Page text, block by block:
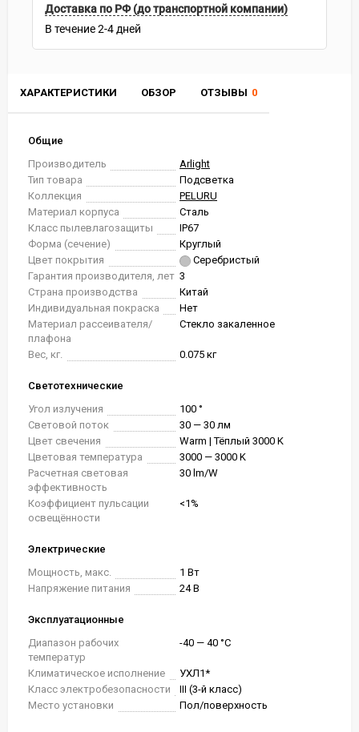
ХАРАКТЕРИСТИКИ ОБЗОР ОТЗЫВЫ 0
Общие
Производитель
Arlight
Тип товара
Подсветка
Коллекция
PELURU
Материал корпуса
Сталь
Класс пылевлагозащиты
IP67
Форма (сечение)
Круглый
Цвет покрытия
Серебристый
Гарантия производителя, лет 3
Страна производства
Китай
Индивидуальная покраска
Нет
Материал рассеивателя/
плафона
Стекло закаленное
Вес, кг. 0.075 кг
Светотехнические
Угол излучения
100 °
Световой поток
30 — 30 лм
Цвет свечения
Warm | Тёплый 3000 K
Цветовая температура
3000 — 3000 K
Расчетная световая
эффективность
30 lm/W
Коэффициент пульсации
освещённости
<1%
Электрические
Мощность, макс.
1 Вт
Напряжение питания
24 В
Эксплуатационные
Диапазон рабочих
температур
-40 — 40 °C
Климатическое исполнение
УХЛ1*
Класс электробезопасности
III (3-й класс)
Место установки
Пол/поверхность
Доставка по РФ (до транспортной компании)
В течение2-4 дней